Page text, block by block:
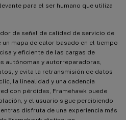
para el ser humano que utiliza
de señal de calidad de servicio de
mapa de calor basado en el tiempo
y eficiente de las cargas de
autónomas y autorreparadoras,
y evita la retransmisión de datos
la linealidad y una cadencia
con pérdidas, Framehawk puede
y el usuario sigue percibiendo
disfruta de una experiencia más